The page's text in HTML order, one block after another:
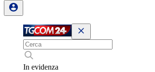
In evidenza